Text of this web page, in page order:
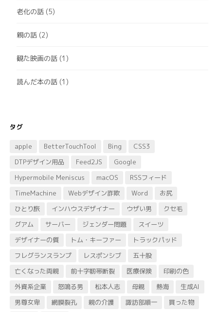
老化の話 (5)
親の話 (2)
観た映画の話 (1)
読んだ本の話 (1)
タグ
apple BetterTouchTool Bing
CSS3
DTPデザイン用品
Feed2JS
Google
Hypermobile Meniscus
macOS
RSSフィード
TimeMachine
Webデザイン詐欺 Word
お尻
ひとり旅
インハウスデザイナー ウザい男
クセ毛
グアム
サーバー ジェンダー問題
スイーツ
デザイナーの質
トム・キーファー
トラックパッド
フレグランスランプ
レスポンシブ
五十股
亡くなった両親
前十字靭帯断裂 医療保険
印刷の色
外資系企業
怒鳴る男 松本人志 母親 熱海
生成AI
男尊女卑
網膜裂孔 親の介護 諏訪部順一 買った物